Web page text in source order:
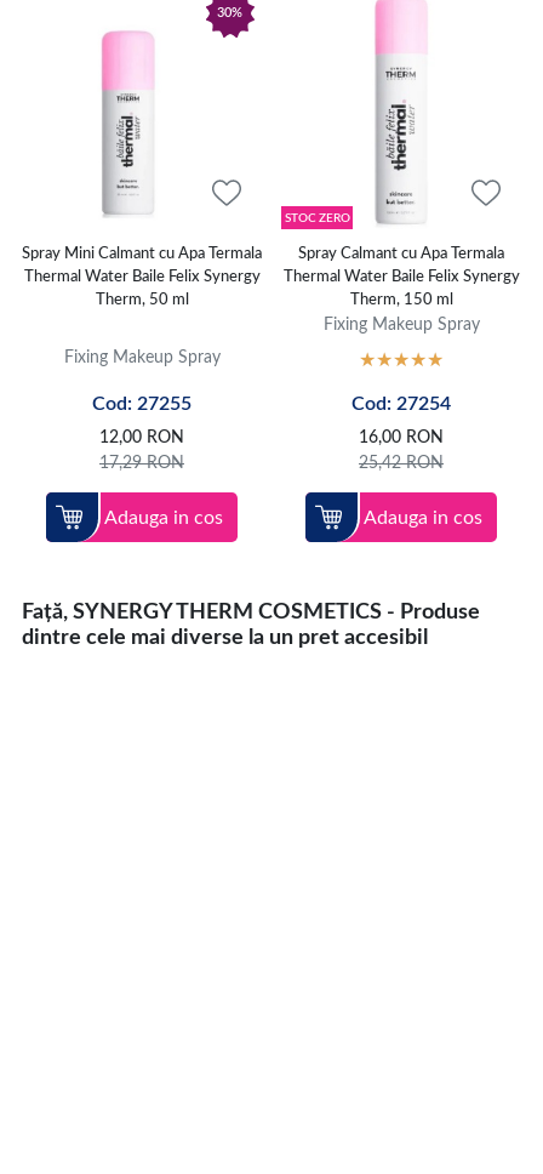
30%
Spray Mini Calmant cu Apa Termala
Thermal Water Baile Felix Synergy
Therm, 50 ml
Fixing Makeup Spray
Cod: 27255
12,00 RON
17,29RON
Adauga in cos
STOC ZERO
Spray Calmant cu Apa Termala
Thermal Water Baile Felix Synergy
Therm, 150 ml
Fixing Makeup Spray
Cod: 27254
16,00 RON
25,42RON
Adauga in cos
Față, SYNERGY THERM COSMETICS - Produse
dintre cele mai diverse la un pret accesibil